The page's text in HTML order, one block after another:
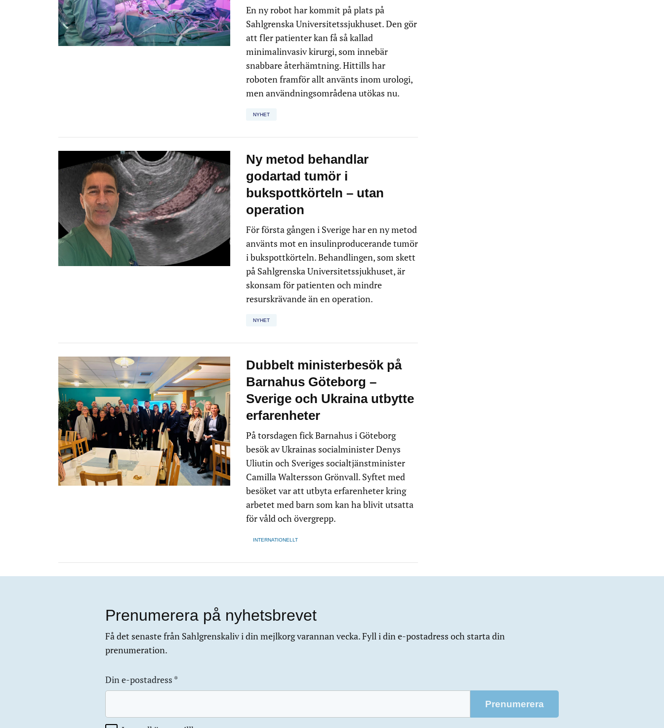
En ny robot har kommit på plats på
Sahlgrenska Universitetssjukhuset. Den gör
att fler patienter kan få så kallad
minimalinvasiv kirurgi, som innebär
snabbare återhämtning. Hittills har
roboten framför allt använts inom urologi,
men användningsområdena utökas nu.
NYHET
Ny metod behandlar
godartad tumör i
bukspottkörteln – utan
operation
För första gången i Sverige har en ny metod
använts mot en insulinproducerande tumör
i bukspottkörteln. Behandlingen, som skett
på Sahlgrenska Universitetssjukhuset, är
skonsam för patienten och mindre
resurskrävande än en operation.
NYHET
Dubbelt ministerbesök på
Barnahus Göteborg –
Sverige och Ukraina utbytte
erfarenheter
På torsdagen fick Barnahus i Göteborg
besök av Ukrainas socialminister Denys
Uliutin och Sveriges socialtjänstminister
Camilla Waltersson Grönvall. Syftet med
besöket var att utbyta erfarenheter kring
arbetet med barn som kan ha blivit utsatta
för våld och övergrepp.
INTERNATIONELLT
Prenumerera på nyhetsbrevet
Få det senaste från Sahlgrenskaliv i din mejlkorg varannan vecka. Fyll i din e-postadress och starta din
prenumeration.
Din e-postadress *